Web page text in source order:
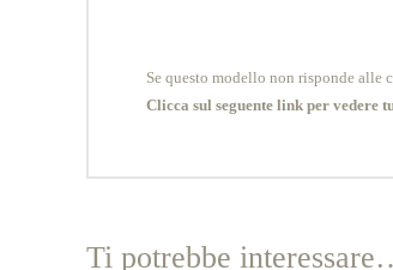
Se questo modello non risponde
Clicca sul seguente link per vedere
Ti potrebbe